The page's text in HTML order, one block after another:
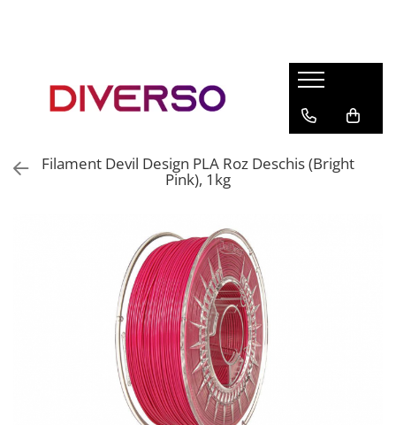
ASA
Filament Devil Design PLA Roz Deschis (Bright
Pink), 1kg